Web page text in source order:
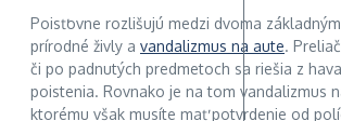
Poisťovne rozlišujú medzi dvoma
prírodné živly a vandalizmus na aute.
či po padnutých predmetoch sa riešia z
poistenia. Rovnako je na tom vandalizmus
ktorému však musíte mať potvrdenie od